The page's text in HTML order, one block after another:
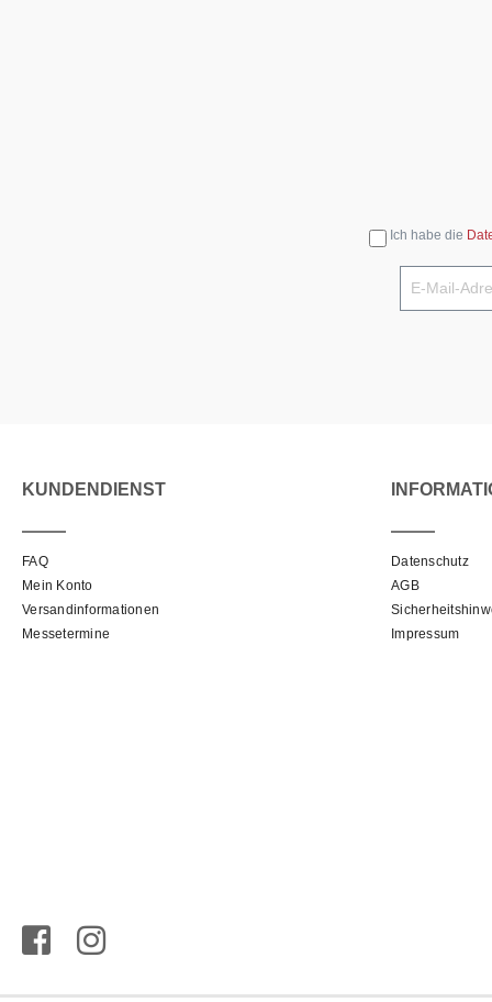
Ich habe die
KUNDENDIENST
FAQ
Mein Konto
Versandinformationen
Messetermine
Datenschutz
AGB
Impressum